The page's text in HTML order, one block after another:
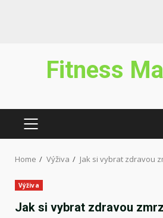
Fitness
PRIMARY
Home Výživa Jak si vybrat zdravou
Výživa
Jak si vybrat zdravou